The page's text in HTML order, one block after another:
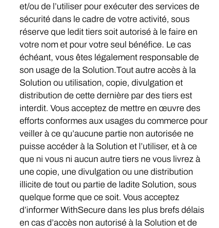
et/ou de l’utiliser pour exécuter des services de
sécurité dans le cadre de votre activité, sous
réserve que ledit tiers soit autorisé à le faire en
votre nom et pour votre seul bénéfice. Le cas
échéant, vous êtes légalement responsable de
son usage de la Solution.Tout autre accès à la
Solution ou utilisation, copie, divulgation et
distribution de cette dernière par des tiers est
interdit. Vous acceptez de mettre en œuvre des
efforts conformes aux usages du commerce pour
veiller à ce qu’aucune partie non autorisée ne
puisse accéder à la Solution et l’utiliser, et à ce
que ni vous ni aucun autre tiers ne vous livrez à
une copie, une divulgation ou une distribution
illicite de tout ou partie de ladite Solution, sous
quelque forme que ce soit. Vous acceptez
d’informer WithSecure dans les plus brefs délais
en cas d’accès non autorisé à la Solution et de